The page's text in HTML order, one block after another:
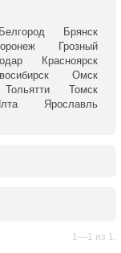
Белгород
Брянск
Грозный
Красноярск
Омск
Тольятти
Томск
Ярославль
1—1 из 1.